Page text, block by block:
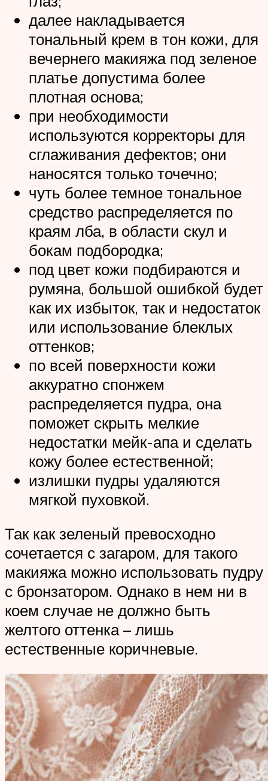
далее накладывается
тональный крем в тон кожи, для
вечернего макияжа под зеленое
платье допустима более
плотная основа;
при необходимости
используются корректоры для
сглаживания дефектов; они
наносятся только точечно;
чуть более темное тональное
средство распределяется по
краям лба, в области скул и
бокам подбородка;
под цвет кожи подбираются и
румяна, большой ошибкой будет
как их избыток, так и недостаток
или использование блеклых
оттенков;
по всей поверхности кожи
аккуратно спонжем
распределяется пудра, она
поможет скрыть мелкие
недостатки мейк-апа и сделать
кожу более естественной;
излишки пудры удаляются
мягкой пуховкой.
Так как зеленый превосходно
сочетается с загаром, для такого
макияжа можно использовать пудру
с бронзатором. Однако в нем ни в
коем случае не должно быть
желтого оттенка – лишь
естественные коричневые.